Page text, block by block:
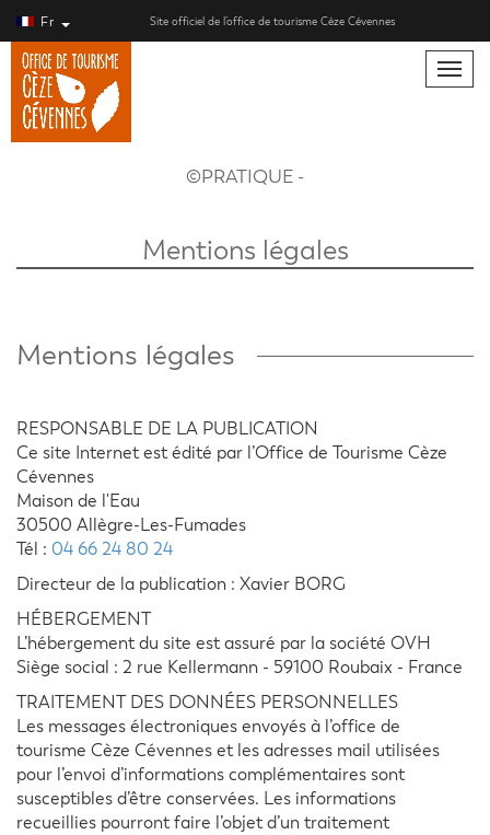
Fr Site officiel de l’office de tourisme Cèze Cévennes
Toggle
©PRATIQUE -
Mentions légales
Mentions légales
RESPONSABLE DE LA PUBLICATION
Ce site Internet est édité par l’Office de Tourisme Cèze
Cévennes
Maison de l'Eau
30500 Allègre-Les-Fumades
Tél : 04 66 24 80 24
Directeur de la publication : Xavier BORG
HÉBERGEMENT
L’hébergement du site est assuré par la société OVH
Siège social : 2 rue Kellermann - 59100 Roubaix - France
TRAITEMENT DES DONNÉES PERSONNELLES
Les messages électroniques envoyés à l’office de
tourisme Cèze Cévennes et les adresses mail utilisées
pour l’envoi d’informations complémentaires sont
susceptibles d’être conservées. Les informations
recueillies pourront faire l’objet d’un traitement